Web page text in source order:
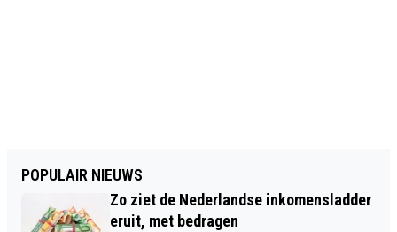
POPULAIR NIEUWS
Zo ziet de Nederlandse inkomensladder
eruit, met bedragen